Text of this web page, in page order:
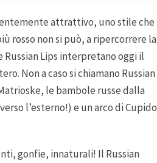
attrattivo, uno stile che
rosso non si può, a ripercorrere la
Lips interpretano oggi il
Non a caso si chiamano Russian
le bambole russe dalla
l’esterno!) e un arco di Cupido
gonfie, innaturali! Il Russian